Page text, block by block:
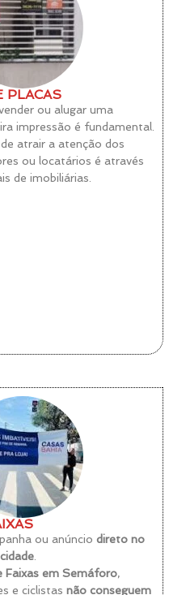
PLACAS
ou alugar uma
impressão é fundamental.
atrair a atenção dos
ou locatários é através
de imobiliárias.
ou anúncio direto no
.
Faixas em Semáforo,
e ciclistas não conseguem